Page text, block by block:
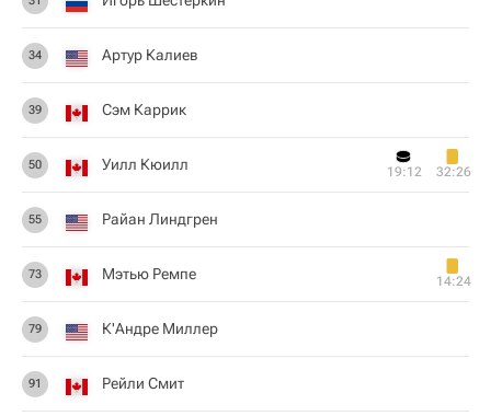
34 Артур Калиев
39 Сэм Каррик
50 Уилл Кюилл 19:12 32:26
55 Райан Линдгрен
73 Мэтью Ремпе 14:24
79 К'Андре Миллер
91 Рейли Смит